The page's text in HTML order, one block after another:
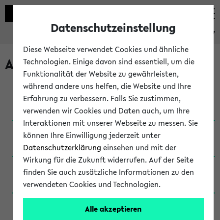
eKVV
Archivierte Studiengänge
Anglistik: British and American Studies / B.A.
(Einschreibung bis WiSe 16/17)
Anglistik: British and American Studies / B.A.
(Einschreibung bis SoSe 2015)
Anglistik: British and American Studies / B.A.
(Einschreibung bis SoSe 2013)
Anglistik: British and American Studies / Ba
(Einschreibung bis SoSe 2011)
Datenschutzeinstellung
Diese Webseite verwendet Cookies und ähnliche
Technologien. Einige davon sind essentiell, um die
Funktionalität der Website zu gewährleisten,
während andere uns helfen, die Website und Ihre
Erfahrung zu verbessern. Falls Sie zustimmen,
verwenden wir Cookies und Daten auch, um Ihre
Interaktionen mit unserer Webseite zu messen. Sie
können Ihre Einwilligung jederzeit unter
Datenschutzerklärung einsehen und mit der
Wirkung für die Zukunft widerrufen. Auf der Seite
finden Sie auch zusätzliche Informationen zu den
verwendeten Cookies und Technologien.
Alle akzeptieren